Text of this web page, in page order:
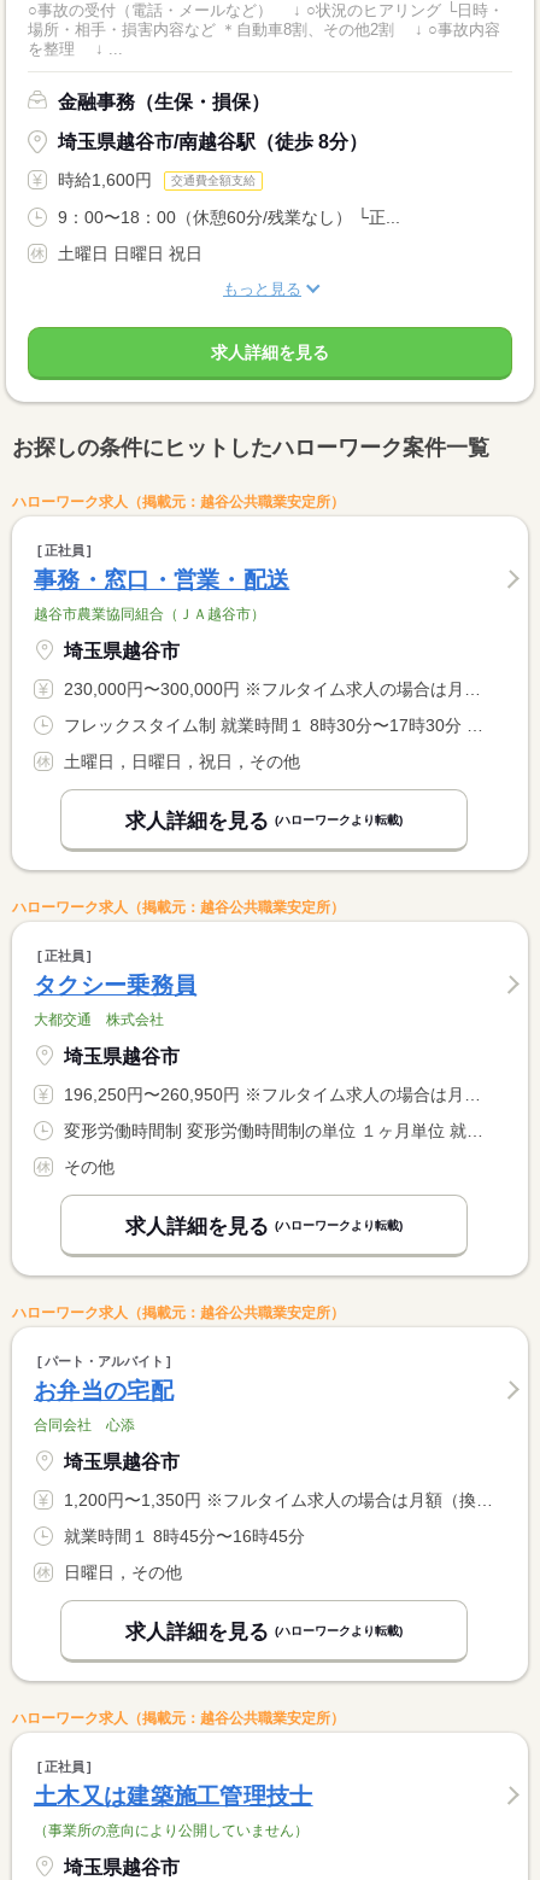
○事故の受付（電話・メールなど） ↓ ○状況のヒアリング └日時・
場所・相手・損害内容など ＊自動車8割、その他2割 ↓ ○事故内容
を整理 ↓ ...
金融事務（生保・損保）
埼玉県越谷市/南越谷駅（徒歩 8分）
時給1,600円 交通費全額支給
9：00〜18：00（休憩60分/残業なし） └正...
土曜日 日曜日 祝日
もっと見る
求人詳細を見る
お探しの条件にヒットしたハローワーク案件一覧
ハローワーク求人（掲載元：越谷公共職業安定所）
正社員
事務・窓口・営業・配送
越谷市農業協同組合（ＪＡ越谷市）
埼玉県越谷市
230,000円〜300,000円 ※フルタイム求人の場合は月額（換算額）、パート求人の場合は時間額を表示しています。
フレックスタイム制 就業時間１ 8時30分〜17時30分 就業時間に関する特記事項 ＊通常は同就業時間の勤務になり、就業先により、フレックスタイ <BR> ム制になります。 <BR> ＊コアタイムは午前１１時から午後２時になります。
土曜日，日曜日，祝日，その他
求人詳細を見る (ハローワークより転載)
ハローワーク求人（掲載元：越谷公共職業安定所）
正社員
タクシー乗務員
大都交通 株式会社
埼玉県越谷市
196,250円〜260,950円 ※フルタイム求人の場合は月額（換算額）、パート求人の場合は時間額を表示しています。
変形労働時間制 変形労働時間制の単位 １ヶ月単位 就業時間１ 8時00分〜1時15分 就業時間２ 7時30分〜19時30分 就業時間に関する特記事項 （１）は隔日勤務 （２）は日勤で、選択可能です。 <BR> <BR> ＊月総労働時間１７０時間
その他
求人詳細を見る (ハローワークより転載)
ハローワーク求人（掲載元：越谷公共職業安定所）
パート・アルバイト
お弁当の宅配
合同会社 心添
埼玉県越谷市
1,200円〜1,350円 ※フルタイム求人の場合は月額（換算額）、パート求人の場合は時間額を表示しています。
就業時間１ 8時45分〜16時45分
日曜日，その他
求人詳細を見る (ハローワークより転載)
ハローワーク求人（掲載元：越谷公共職業安定所）
正社員
土木又は建築施工管理技士
（事業所の意向により公開していません）
埼玉県越谷市